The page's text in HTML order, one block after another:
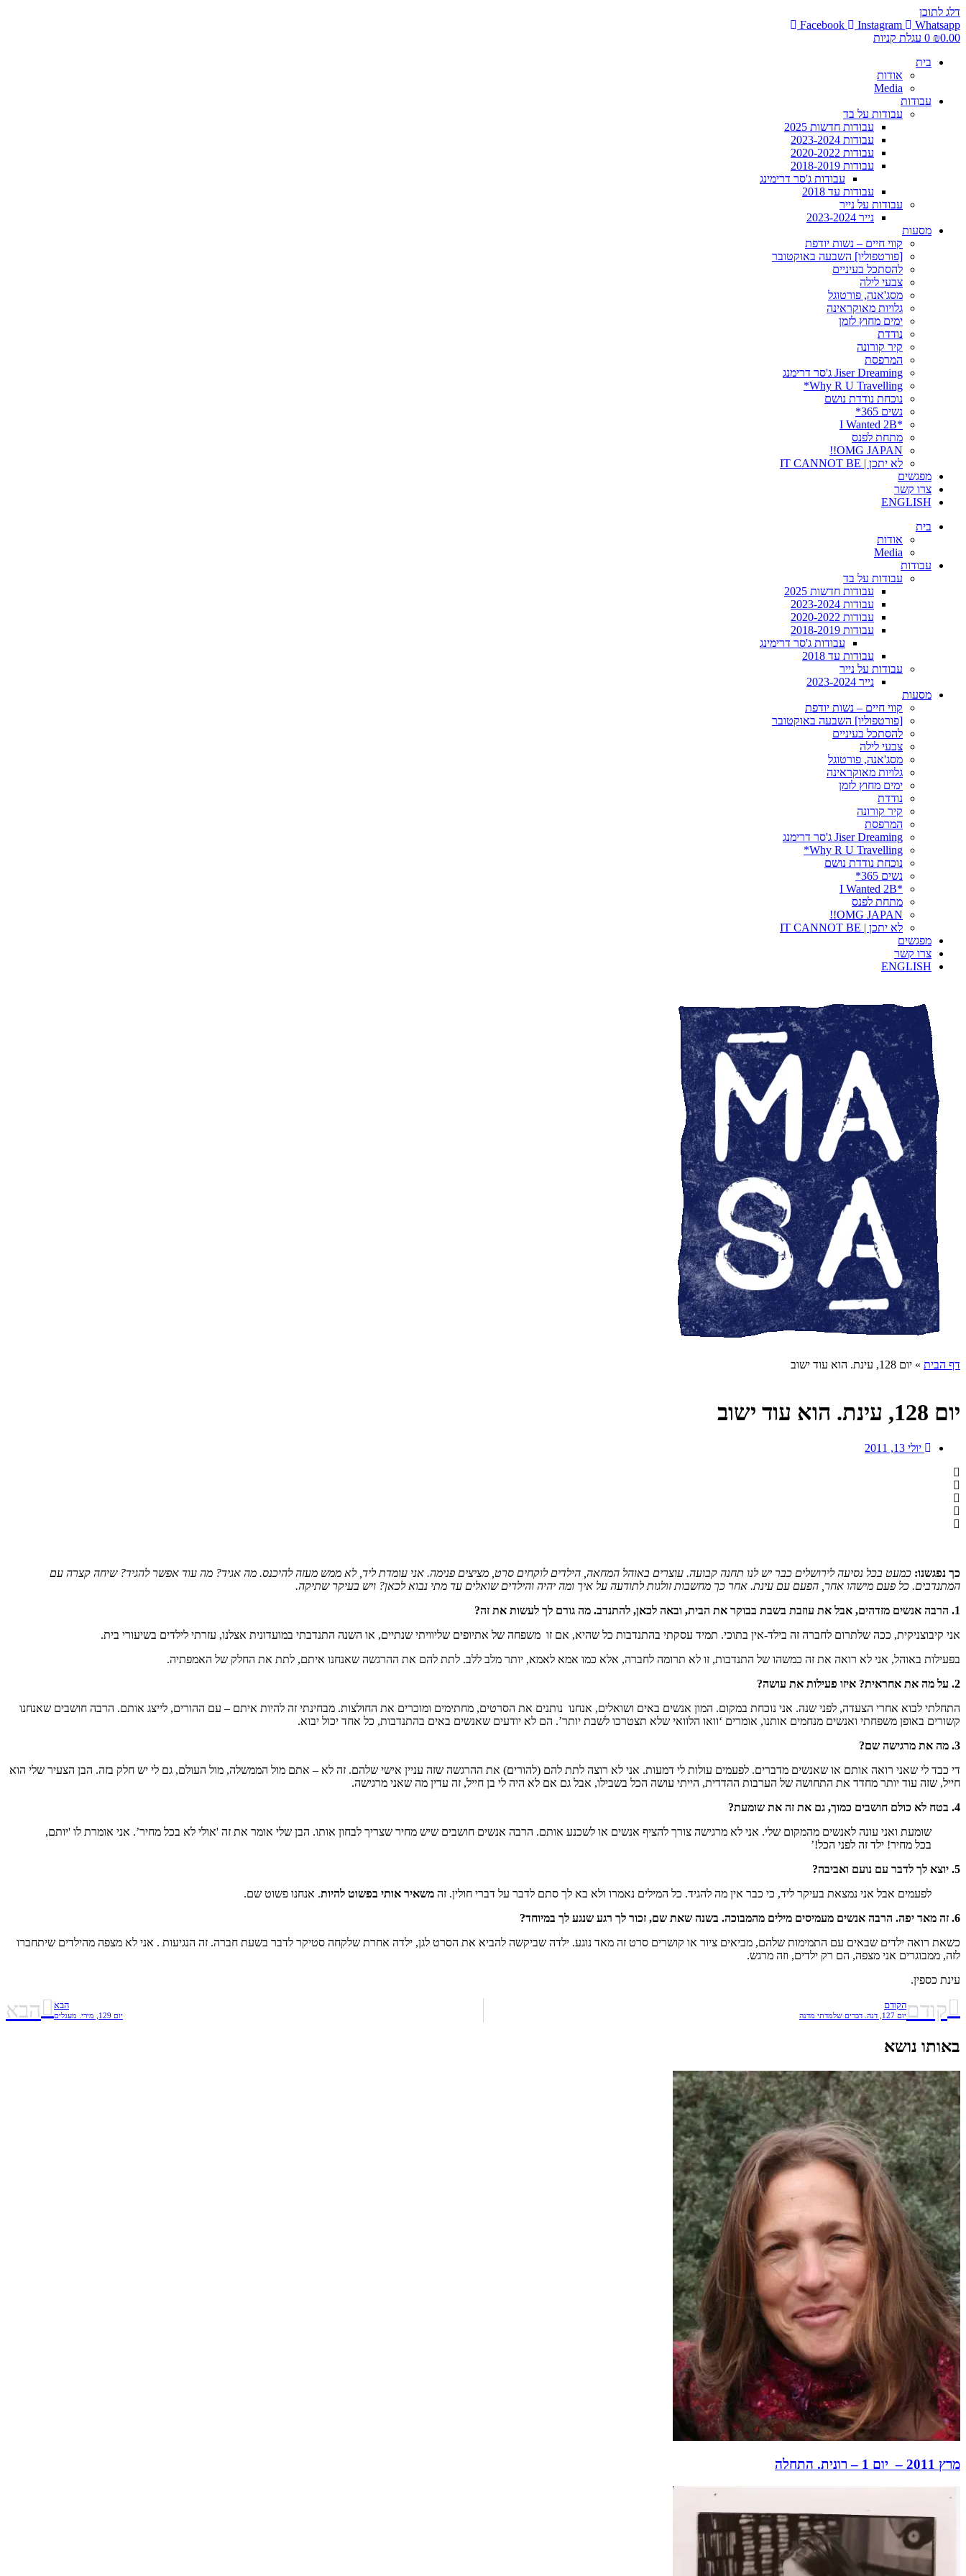
דלג לתוכן
Facebook
Instagram
Whatsapp
₪0.00
0 עגלת קניות
בית
אודות
Media
עבודות
עבודות על בד
עבודות חדשות 2025
עבודות 2023-2024
עבודות 2020-2022
עבודות 2018-2019
עבודות ג'סר דרימינג
עבודות עד 2018
עבודות על נייר
נייר 2023-2024
מסעות
קווי חיים – נשות יודפת
[פורטפוליו] השבעה באוקטובר
להסתכל בעיניים
צבעי לילה
מסג'אנה, פורטוגל
גלויות מאוקראינה
ימים מחוץ לזמן
נודדת
קיר קורונה
המרפסת
Jiser Dreaming ג'סר דרימנג
Why R U Travelling*
נוכחת נודדת נושם
נשים 365*
*I Wanted 2B
מתחת לפנס
OMG JAPAN!!
לא יתכן | IT CANNOT BE
מפגשים
צרו קשר
ENGLISH
בית
אודות
Media
עבודות
עבודות על בד
עבודות חדשות 2025
עבודות 2023-2024
עבודות 2020-2022
עבודות 2018-2019
עבודות ג'סר דרימינג
עבודות עד 2018
עבודות על נייר
נייר 2023-2024
מסעות
קווי חיים – נשות יודפת
[פורטפוליו] השבעה באוקטובר
להסתכל בעיניים
צבעי לילה
מסג'אנה, פורטוגל
גלויות מאוקראינה
ימים מחוץ לזמן
נודדת
קיר קורונה
המרפסת
Jiser Dreaming ג'סר דרימנג
Why R U Travelling*
נוכחת נודדת נושם
נשים 365*
*I Wanted 2B
מתחת לפנס
OMG JAPAN!!
לא יתכן | IT CANNOT BE
מפגשים
צרו קשר
ENGLISH
דף הבית » יום 128, עינת. הוא עוד ישוב
יום 128, עינת. הוא עוד ישוב
יולי 13, 2011
כך נפגשנו: כמעט בכל נסיעה לירושלים כבר יש לנו תחנה קבועה. עוצרים באוהל המחאה, הילדים לוקחים סרט, מציצים פנימה. אני עומדת ליד, לא ממש מעזה להיכנס. מה אגיד? מה עוד אפשר להגיד? שיחה קצרה עם
המתנדבים. כל פעם מישהו אחר, הפעם עם עינת. אחר כך מחשבות זולגות לתודעה על איך ומה יהיה והילדים שואלים עד מתי נבוא לכאן? ויש בעיקר שתיקה.
1. הרבה אנשים מזדהים, אבל את עוזבת בשבת בבוקר את הבית, ובאה לכאן, להתנדב. מה גורם לך לעשות את זה?
אני קיבוצניקית, ככה שלתרום לחברה זה בילד-אין בתוכי. תמיד עסקתי בהתנדבות כל שהיא, אם זו משפחה של אתיופים שליוויתי שנתיים, או השנה התנדבתי במועדונית אצלנו, עזרתי לילדים בשיעורי בית.
בפעילות באוהל, אני לא רואה את זה כמשהו של התנדבות, זו לא תרומה לחברה, אלא כמו אמא לאמא, יותר מלב ללב. לתת להם את ההרגשה שאנחנו איתם, לתת את החלק של האמפתיה.
2. על מה את אחראית? איזו פעילות את עושה?
התחלתי לבוא אחרי הצעדה, לפני שנה. אני נוכחת במקום. המון אנשים באים ושואלים, אנחנו נותנים את הסרטים, מחתימים ומוכרים את החולצות. מבחינתי זה להיות איתם – עם ההורים, לייצג אותם. הרבה חושבים שאנחנו
קשורים באופן משפחתי ואנשים מנחמים אותנו, אומרים ‘וואו הלוואי שלא תצטרכו לשבת יותר’. הם לא יודעים שאנשים באים בהתנדבות, כל אחד יכול יבוא.
3. מה את מרגישה שם?
די כבד לי שאני רואה אותם או שאנשים מדברים. לפעמים עולות לי דמעות. אני לא רוצה לתת להם (להורים) את ההרגשה שזה עניין אישי שלהם. זה לא – אתם מול הממשלה, מול העולם, גם לי יש חלק בזה. הבן הצעיר שלי הוא
חייל, שזה עוד יותר מחדד את התחושה של הערבות ההדדית, הייתי עושה הכל בשבילו, אבל גם אם לא היה לי בן חייל, זה עדין מה שאני מרגישה.
4. בטח לא כולם חושבים כמוך, גם את זה את שומעת?
שומעת ואני עונה לאנשים מהמקום שלי. אני לא מרגישה צורך להציף אנשים או לשכנע אותם. הרבה אנשים חושבים שיש מחיר שצריך לבחון אותו. הבן שלי אומר את זה 'אולי לא בכל מחיר’. אני אומרת לו 'יותם,
בכל מחיר! ילד זה לפני הכל!’
5. יוצא לך לדבר עם נועם ואביבה?
לפעמים אבל אני נמצאת בעיקר ליד, כי כבר אין מה להגיד. כל המילים נאמרו ולא בא לך סתם לדבר על דברי חולין. זה משאיר אותי בפשוט להיות. אנחנו פשוט שם.
6. זה מאד יפה. הרבה אנשים מעמיסים מילים מהמבוכה. בשנה שאת שם, זכור לך רגע שנגע לך במיוחד?
כשאת רואה ילדים שבאים עם התמימות שלהם, מביאים ציור או קושרים סרט זה מאד נוגע. ילדה שביקשה להביא את הסרט לגן, ילדה אחרת שלקחה סטיקר לדבר בשעת חברה. זה הנגיעות . אני לא מצפה מהילדים שיתחברו
לזה, ממבוגרים אני מצפה, הם רק ילדים, וזה מרגש.
עינת כספין.
קודםהקודם
יום 127, דנה. דברים שלמדתי מדנה
הבא
יום 129, מירי. מעגלים הבא
באותו נושא
מרץ 2011 – יום 1 – רונית. התחלה